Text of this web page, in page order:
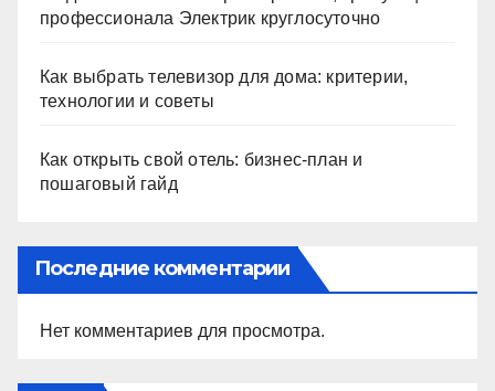
профессионала Электрик круглосуточно
Как выбрать телевизор для дома: критерии,
технологии и советы
Как открыть свой отель: бизнес-план и
пошаговый гайд
Последние комментарии
Нет комментариев для просмотра.